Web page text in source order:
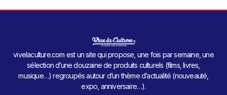
vivelaculture.com est un site qui propose, une fois par semaine, une
sélection d’une douzaine de produits culturels (films, livres,
musique…) regroupés autour d’un thème d’actualité (nouveauté,
expo, anniversaire…).